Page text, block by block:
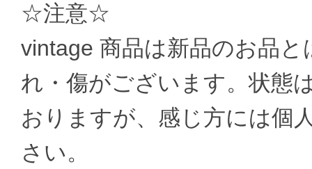
☆注意☆
vintage 商品は新品のお品
れ・傷がございます。状態
おりますが、感じ方には個
さい。